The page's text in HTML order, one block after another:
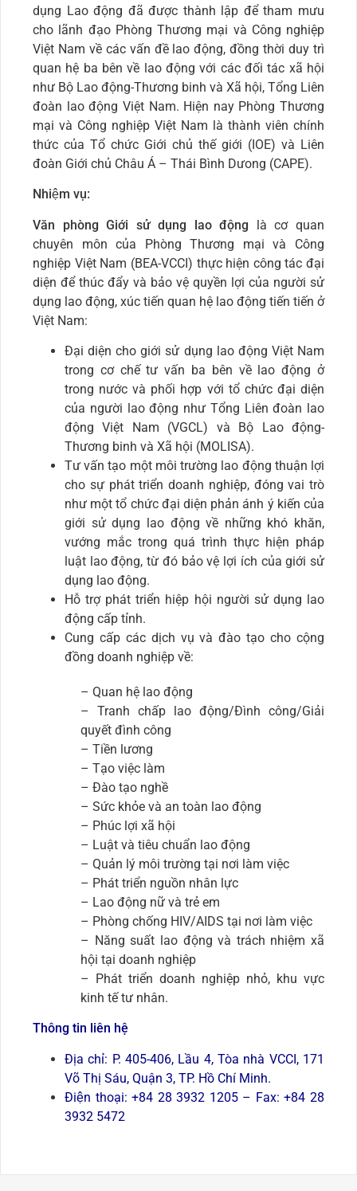
dụng Lao động đã được thành lập để tham mưu
cho lãnh đạo Phòng Thương mại và Công nghiệp
Việt Nam về các vấn đề lao động, đồng thời duy trì
quan hệ ba bên về lao động với các đối tác xã hội
như Bộ Lao động-Thương binh và Xã hội, Tổng Liên
đoàn lao động Việt Nam. Hiện nay Phòng Thương
mại và Công nghiệp Việt Nam là thành viên chính
thức của Tổ chức Giới chủ thế giới (IOE) và Liên
đoàn Giới chủ Châu Á – Thái Bình Dưong (CAPE).
Nhiệm vụ:
Văn phòng Giới sử dụng lao động là cơ quan
chuyên môn của Phòng Thương mại và Công
nghiệp Việt Nam (BEA-VCCI) thực hiện công tác đại
diện để thúc đẩy và bảo vệ quyền lợi của người sử
dụng lao động, xúc tiến quan hệ lao động tiến tiến ở
Việt Nam:
Đại diện cho giới sử dụng lao động Việt Nam
trong cơ chế tư vấn ba bên về lao động ở
trong nước và phối hợp với tổ chức đại diện
của người lao động như Tổng Liên đoàn lao
động Việt Nam (VGCL) và Bộ Lao động-
Thương binh và Xã hội (MOLISA).
Tư vấn tạo một môi trường lao động thuận lợi
cho sự phát triển doanh nghiệp, đóng vai trò
như một tổ chức đại diện phản ánh ý kiến của
giới sử dụng lao động về những khó khăn,
vướng mắc trong quá trình thực hiện pháp
luật lao động, từ đó bảo vệ lợi ích của giới sử
dụng lao động.
Hỗ trợ phát triển hiệp hội người sử dụng lao
động cấp tỉnh.
Cung cấp các dịch vụ và đào tạo cho cộng
đồng doanh nghiệp về:
– Quan hệ lao động
– Tranh chấp lao động/Đình công/Giải
quyết đình công
– Tiền lương
– Tạo việc làm
– Đào tạo nghề
– Sức khỏe và an toàn lao động
– Phúc lợi xã hội
– Luật và tiêu chuẩn lao động
– Quản lý môi trường tại nơi làm việc
– Phát triển nguồn nhân lực
– Lao động nữ và trẻ em
– Phòng chống HIV/AIDS tại nơi làm việc
– Năng suất lao động và trách nhiệm xã
hội tại doanh nghiệp
– Phát triển doanh nghiệp nhỏ, khu vực
kinh tế tư nhân.
Thông tin liên hệ
Địa chỉ: P. 405-406, Lầu 4, Tòa nhà VCCI, 171
Võ Thị Sáu, Quận 3, TP. Hồ Chí Minh.
Điện thoại: +84 28 3932 1205 – Fax: +84 28
3932 5472